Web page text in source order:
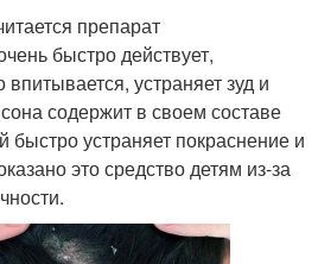
препарат
быстро действует,
устраняет зуд и
содержит в своем составе
быстро устраняет покраснение и
это средство детям из-за